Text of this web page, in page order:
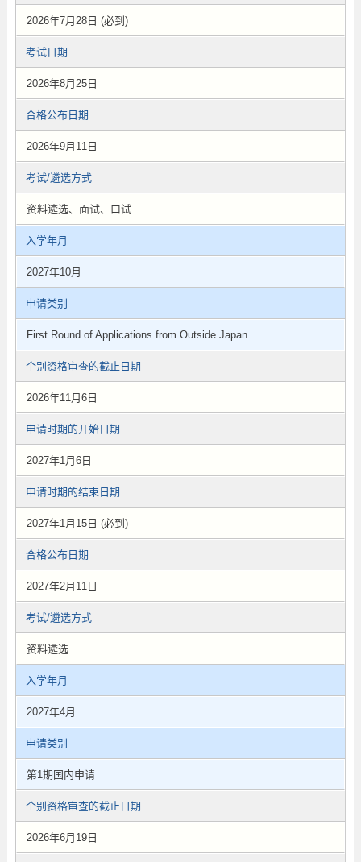
2026年7月28日 (必到)
考试日期
2026年8月25日
合格公布日期
2026年9月11日
考试/遴选方式
资料遴选、面试、口试
入学年月
2027年10月
申请类别
First Round of Applications from Outside Japan
个别资格审查的截止日期
2026年11月6日
申请时期的开始日期
2027年1月6日
申请时期的结束日期
2027年1月15日 (必到)
合格公布日期
2027年2月11日
考试/遴选方式
资料遴选
入学年月
2027年4月
申请类别
第1期国内申请
个别资格审查的截止日期
2026年6月19日